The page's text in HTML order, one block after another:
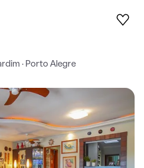
· Porto Alegre